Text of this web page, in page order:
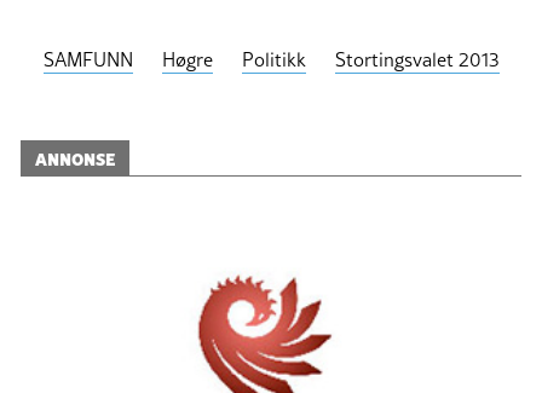
SAMFUNN Høgre Politikk Stortingsvalet 2013
ANNONSE